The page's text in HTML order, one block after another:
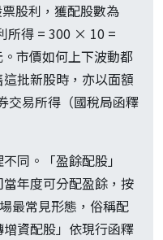
票股利，獲配股數為
所得 = 300 × 10 =
市價如何上下波動都
批新股時，亦以面額
交易所得（國稅局函釋
同。「盈餘配股」
當年度可分配盈餘，按
最常見形態，俗稱配
資配股」依現行函釋